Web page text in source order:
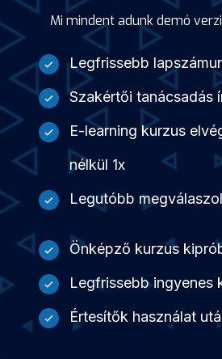
Mi mindent adunk demó
Legfrissebb
Szakértői tanácsadás
E-learning kurzus
nélkül 1x
Legutóbb
Önképző kurzus
Legfrissebb ingyenes
Értesítők használat